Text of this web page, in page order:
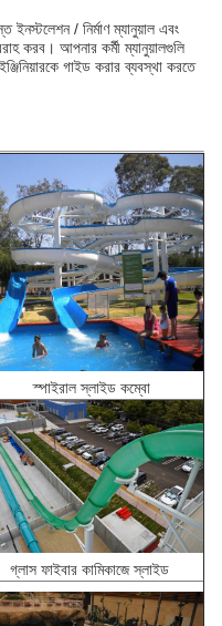
/ নির্মাণ ম্যানুয়াল এবং
করব। আপনার কর্মী ম্যানুয়ালগুলি
গাইড করার ব্যবস্থা করতে
স্পাইরাল স্লাইড কম্বো
গ্লাস ফাইবার কামিকাজে স্লাইড